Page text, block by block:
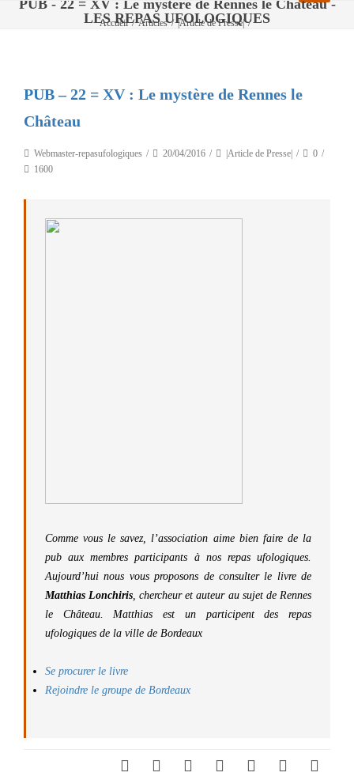
PUB - 22 = XV : Le mystère de Rennes le Château -
LES REPAS UFOLOGIQUES
Accueil / Articles / |Article de Presse| /
PUB – 22 = XV : Le mystère de Rennes le
Château
Webmaster-repasufologiques 20/04/2016 |Article de Presse|
0
1600
Comme vous le savez, l’association aime bien faire de la
pub aux membres participants à nos repas ufologiques.
Aujourd’hui nous vous proposons de consulter le livre de
Matthias Lonchiris, chercheur et auteur au sujet de Rennes
le Château. Matthias est un participent des repas
ufologiques de la ville de Bordeaux
Se procurer le livre
Rejoindre le groupe de Bordeaux